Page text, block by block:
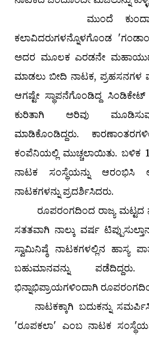
ಮುಂದೆ
ಕಲಾವಿದರುಗಳನ್ನೊಳಗೊಂಡ
ಅದರ ಮೂಲಕ ಎರಡನೇ
ಮಾಡಲು ಬೀದಿ ನಾಟಕ, ಪ್ರಹಸನಗಳ
ಆಗಷ್ಟೇ ಸ್ಥಾಪನೆಗೊಂಡಿದ್ದ
ಕುರಿತಾಗಿ ಅರಿವು
ಮಾಡಿಕೊಂಡಿದ್ದರು.
ಕಂಪೆನಿಯಲ್ಲಿ ಮುಚ್ಚಲಾಯಿತು. ಬಳಿಕ
ನಾಟಕ ಸಂಸ್ಥೆಯನ್ನು
ನಾಟಕಗಳನ್ನು ಪ್ರದರ್ಶಿಸಿದರು.
ರೂಪರಂಗದಿಂದ ರಾಜ್ಯ ಮಟ್ಟದ
ಸತತವಾಗಿ ನಾಲ್ಕು ವರ್ಷ
ಸ್ವಾಮಿನಿಷ್ಠೆ ನಾಟಕಗಳಲ್ಲಿನ ಹಾಸ್ಯ
ಬಹುಮಾನವನ್ನು
ಭಿನ್ನಾಭಿಪ್ರಾಯಗಳಿಂದಾಗಿ
ನಾಟಕಕ್ಕಾಗಿ ಬದುಕನ್ನು
'ರೂಪಕಲಾ' ಎಂಬ ನಾಟಕ